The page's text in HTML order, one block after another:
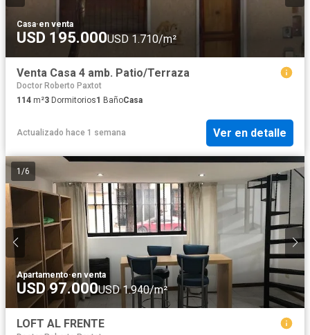
Casa·en venta
USD 195.000USD 1.710/m²
Venta Casa 4 amb. Patio/Terraza
Doctor Roberto Paxtot
114 m²3 Dormitorios1 BañoCasa
Actualizado hace 1 semana Ver en detalle
1 /6
Apartamento·en venta
USD 97.000USD 1.940/m²
LOFT AL FRENTE